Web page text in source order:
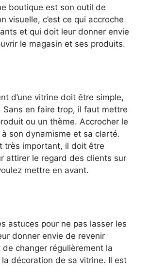
boutique est son outil de
visuelle, c’est ce qui accroche
et qui doit leur donner envie
le magasin et ses produits.
d’une vitrine doit être simple,
Sans en faire trop, il faut mettre
ou un thème. Accrocher le
son dynamisme et sa clarté.
très important, il doit être
attirer le regard des clients sur
mettre en avant.
astuces pour ne pas lasser les
donner envie de revenir
de changer régulièrement la
décoration de sa vitrine. Il est